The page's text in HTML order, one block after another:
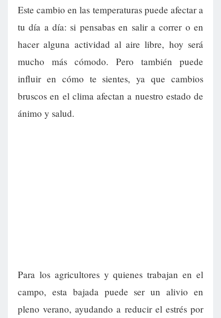
Este cambio en las temperaturas puede afectar a
tu día a día: si pensabas en salir a correr o en
hacer alguna actividad al aire libre, hoy será
mucho más cómodo. Pero también puede
influir en cómo te sientes, ya que cambios
bruscos en el clima afectan a nuestro estado de
ánimo y salud.
Para los agricultores y quienes trabajan en el
campo, esta bajada puede ser un alivio en
pleno verano, ayudando a reducir el estrés por